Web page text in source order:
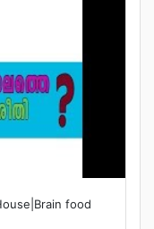
food